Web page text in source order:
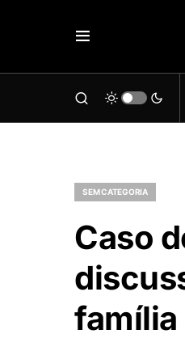
SEM CATEGORIA
Caso
família